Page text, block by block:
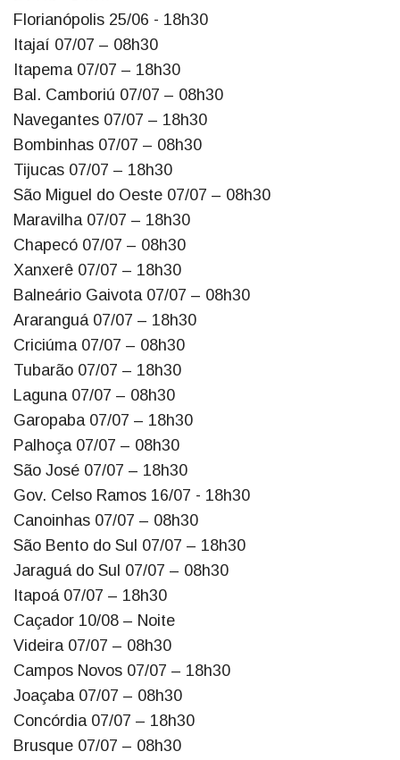
Florianópolis 25/06 - 18h30
Itajaí 07/07 – 08h30
Itapema 07/07 – 18h30
Bal. Camboriú 07/07 – 08h30
Navegantes 07/07 – 18h30
Bombinhas 07/07 – 08h30
Tijucas 07/07 – 18h30
São Miguel do Oeste 07/07 – 08h30
Maravilha 07/07 – 18h30
Chapecó 07/07 – 08h30
Xanxerê 07/07 – 18h30
Balneário Gaivota 07/07 – 08h30
Araranguá 07/07 – 18h30
Criciúma 07/07 – 08h30
Tubarão 07/07 – 18h30
Laguna 07/07 – 08h30
Garopaba 07/07 – 18h30
Palhoça 07/07 – 08h30
São José 07/07 – 18h30
Gov. Celso Ramos 16/07 - 18h30
Canoinhas 07/07 – 08h30
São Bento do Sul 07/07 – 18h30
Jaraguá do Sul 07/07 – 08h30
Itapoá 07/07 – 18h30
Caçador 10/08 – Noite
Videira 07/07 – 08h30
Campos Novos 07/07 – 18h30
Joaçaba 07/07 – 08h30
Concórdia 07/07 – 18h30
Brusque 07/07 – 08h30